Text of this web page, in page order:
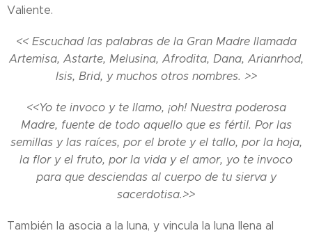
Valiente.
<< Escuchad las palabras de la Gran Madre llamada
Artemisa, Astarte, Melusina, Afrodita, Dana, Arianrhod,
Isis, Brid, y muchos otros nombres. >>
<<Yo te invoco y te llamo, ¡oh! Nuestra poderosa
Madre, fuente de todo aquello que es fértil. Por las
semillas y las raíces, por el brote y el tallo, por la hoja,
la flor y el fruto, por la vida y el amor, yo te invoco
para que desciendas al cuerpo de tu sierva y
sacerdotisa.>>
También la asocia a la luna, y vincula la luna llena al